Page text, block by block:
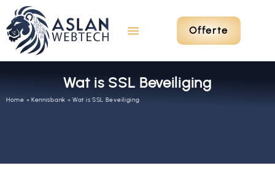
Offerte
Wat is SSL Beveiliging
Home » Kennisbank »Wat is SSL Beveiliging